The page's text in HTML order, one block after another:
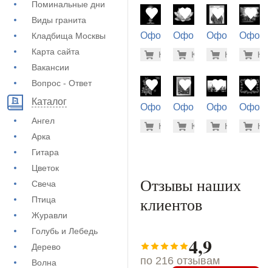
Поминальные дни
Виды гранита
Кладбища Москвы
Карта сайта
Вакансии
Вопрос - Ответ
Каталог
Ангел
Арка
Гитара
Цветок
Свеча
Птица
Журавли
Голубь и Лебедь
Дерево
Волна
Оформление
(71-124)
-7% 500 руб.
Купить
Оформление
(71-478)
-7%
Купить
Оформление
(73-442)
-
Купить(71-
Оформление
(71-698)
-7% 500 руб.
Купить
Оформление
(73-468)
-7%
Купить
Оформление
(72-450)
-
Купить(71-
Отзывы наших
клиентов
4,9
по 216 отзывам